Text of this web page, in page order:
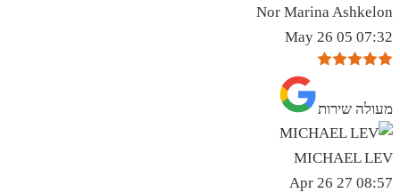
Nor Marina Ashkelon
07:32 05 May 26
מעולה שירות
MICHAEL LEV
08:57 27 Apr 26